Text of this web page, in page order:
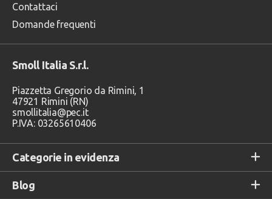
Categorie in evidenza
Blog
Contattaci
Domande frequenti
Smoll Italia S.r.l.
Piazzetta Gregorio da Rimini, 1
47921 Rimini (RN)
smollitalia@pec.it
P.IVA: 03265610406